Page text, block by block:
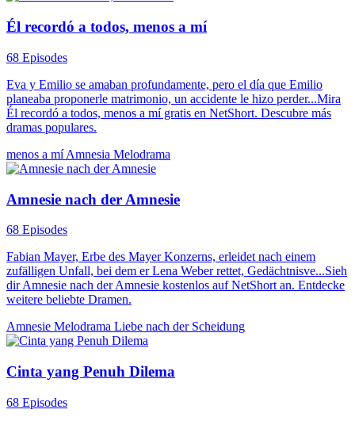
Él recordó a todos, menos a mí
68 Episodes
Eva y Emilio se amaban profundamente, pero el día que Emilio
planeaba proponerle matrimonio, un accidente le hizo perder...Mira
Él recordó a todos, menos a mí gratis en NetShort. Descubre más
dramas populares.
menos a míAmnesia Melodrama
Amnesie nach der Amnesie
68 Episodes
Fabian Mayer, Erbe des Mayer Konzerns, erleidet nach einem
zufälligen Unfall, bei dem er Lena Weber rettet, Gedächtnisve...Sieh
dir Amnesie nach der Amnesie kostenlos auf NetShort an. Entdecke
weitere beliebte Dramen.
Amnesie Melodrama Liebe nach der Scheidung
Cinta yang Penuh Dilema
68 Episodes